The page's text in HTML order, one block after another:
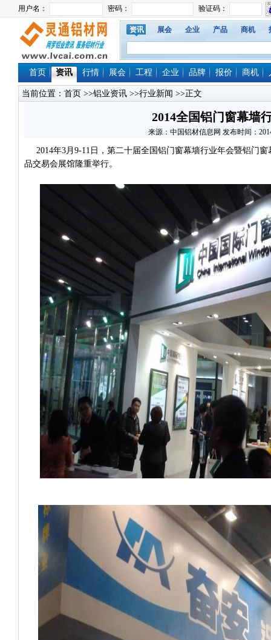
资讯 展会 企业 产品 商机
首页 资讯 行情 展会 工程 企业 品牌 报价 商机
当前位置： 首页 >>铝业资讯 >>行业新闻 >>正文
2014全国铝门窗幕墙
来源：中国铝材信息网 发布时间：
2014年3月9-11日，第二十届全国铝门窗幕墙行业年会暨铝门窗
品交易会展馆隆重举行。